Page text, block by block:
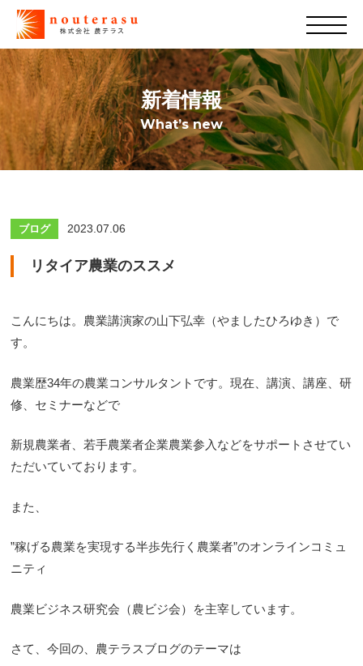
新着情報
What’s new
ブログ 2023.07.06
リタイア農業のススメ
こんにちは。農業講演家の山下弘幸（やましたひろゆき）で
す。
農業歴34年の農業コンサルタントです。現在、講演、講座、研
修、セミナーなどで
新規農業者、若手農業者企業農業参入などをサポートさせてい
ただいていております。
また、
”稼げる農業を実現する半歩先行く農業者”のオンラインコミュ
ニティ
農業ビジネス研究会（農ビジ会）を主宰しています。
さて、今回の、農テラスブログのテーマは